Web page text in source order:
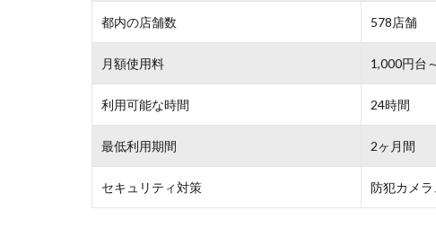
利用可能な時間 24時間
最低利用期間 2ヶ月間
セキュリティ対策 防犯カメ
1位はハローストレージです。
都内に578店舗を展開。すぐに取りに行けるのが魅力